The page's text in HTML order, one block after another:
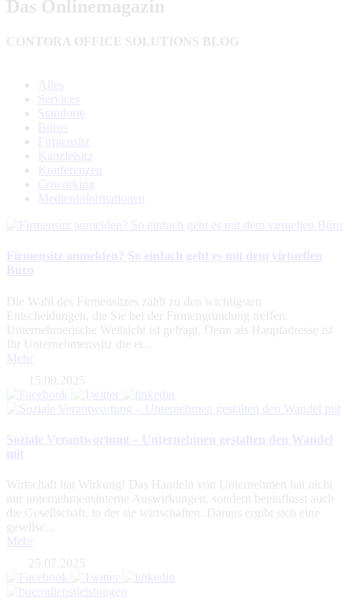
Das Onlinemagazin
CONTORA OFFICE SOLUTIONS BLOG
Alles
Services
Standorte
Büros
Firmensitz
Kanzleisitz
Konferenzen
Coworking
Medieninformationen
Firmensitz anmelden? So einfach geht es mit dem virtuellen
Büro
Die Wahl des Firmensitzes zählt zu den wichtigsten
Entscheidungen, die Sie bei der Firmengründung treffen.
Unternehmerische Weitsicht ist gefragt. Denn als Hauptadresse ist
Ihr Unternehmenssitz die er...
Mehr
15.09.2025
Soziale Verantwortung – Unternehmen gestalten den Wandel
mit
Wirtschaft hat Wirkung! Das Handeln von Unternehmen hat nicht
nur unternehmensinterne Auswirkungen, sondern beeinflusst auch
die Gesellschaft, in der sie wirtschaften. Daraus ergibt sich eine
gesellsc...
Mehr
25.07.2025